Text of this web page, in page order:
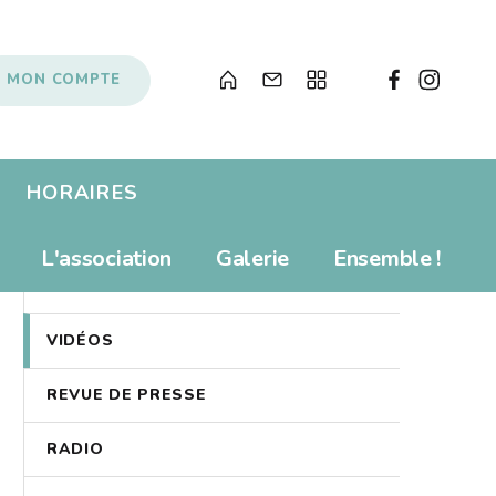
MON COMPTE
Albums pour enfants
Livres numériques
Prolonger
Tarifs
HORAIRES
Newsletter
Soutenir le Bibliobus
L'association Galerie
Revue de presse
Ensemble !
VIDÉOS
REVUE DE PRESSE
RADIO